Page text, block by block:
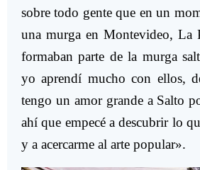
sobre todo gente que en un
una murga en Montevideo, La
formaban parte de la murga
yo aprendí mucho con ellos,
tengo un amor grande a Salto
ahí que empecé a descubrir lo
y a acercarme al arte popular».